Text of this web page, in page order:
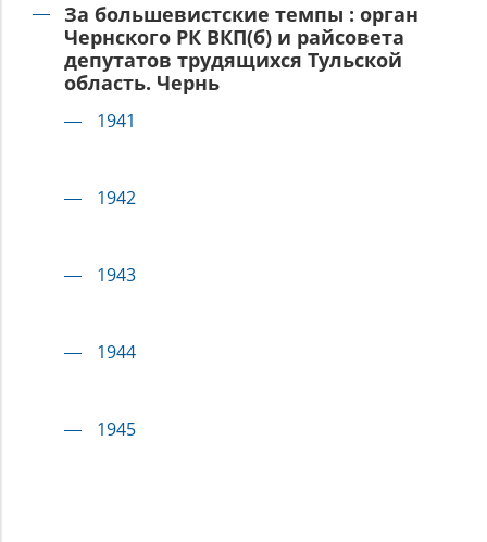
За большевистские темпы : орган
Чернского РК ВКП(б) и райсовета
депутатов трудящихся Тульской
область. Чернь
1941
1942
1943
1944
1945